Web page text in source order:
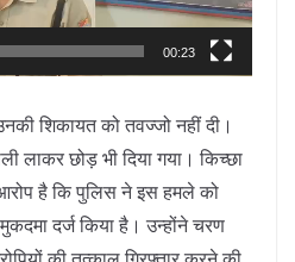
00:23
शिकायत को तवज्जो नहीं दी।
लाकर छोड़ भी दिया गया। किच्छा
है कि पुलिस ने इस हमले को
दर्ज किया है। उन्होंने चरण